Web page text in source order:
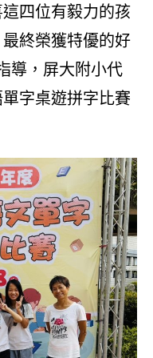
四位有毅力的孩
終榮獲特優的好
導，屏大附小代
字桌遊拼字比賽